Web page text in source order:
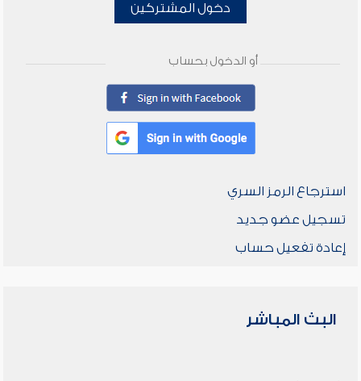
دخول المشتركين
أو الدخول بحساب
استرجاع الرمز السري
تسجيل عضو جديد
إعادة تفعيل حساب
البث المباشر